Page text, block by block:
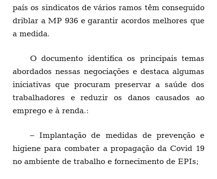
país os sindicatos de vários ramos têm conseguido
driblar a MP 936 e garantir acordos melhores que
a medida.
O documento identifica os principais temas
abordados nessas negociações e destaca algumas
iniciativas que procuram preservar a saúde dos
trabalhadores e reduzir os danos causados ao
emprego e à renda.:
– Implantação de medidas de prevenção e
higiene para combater a propagação da Covid 19
no ambiente de trabalho e fornecimento de EPIs;